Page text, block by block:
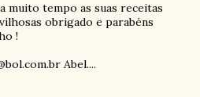
muito tempo as suas receitas
obrigado e parabéns
!
Abel....